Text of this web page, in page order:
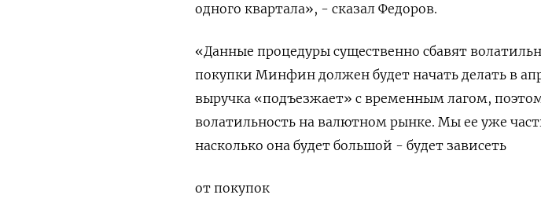
одного квартала», - сказал Федоров.
«Данные процедуры существенно сбавят
покупки Минфин должен будет начать делать в
выручка «подъезжает» с временным лагом,
волатильность на ‌валютном рынке. Мы ее уже
насколько она будет большой - будет зависеть
от покупок